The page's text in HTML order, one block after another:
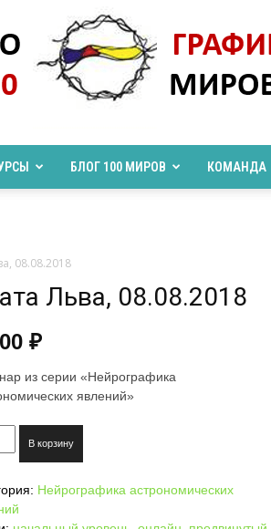
БЛОГ 100 МИРОВ КОМАНДА
08.08.2018
Льва, 08.08.2018
₽
из серии «Нейрографика
явлений»
В корзину
Нейрографика астрономических